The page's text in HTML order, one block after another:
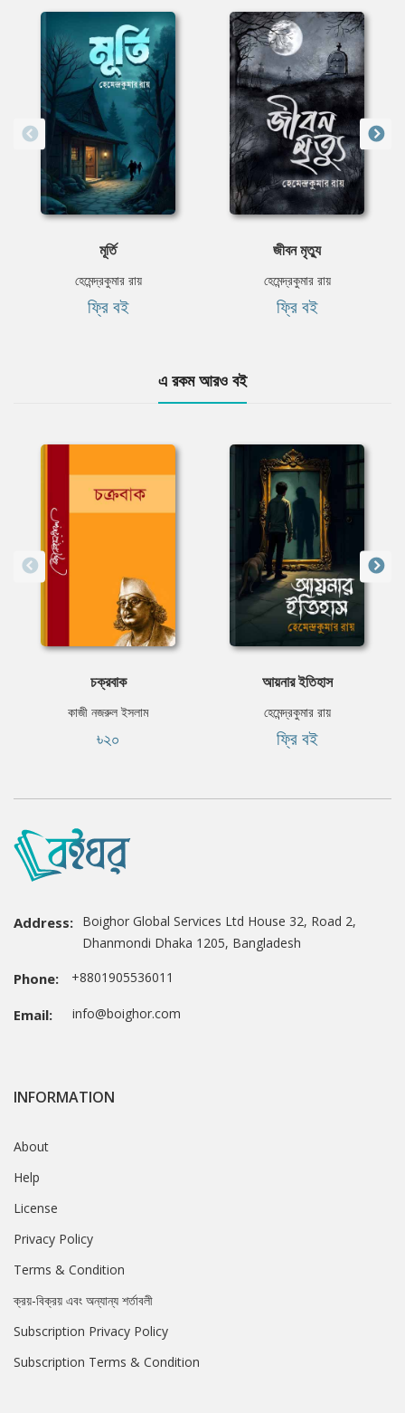
মূর্তি
হেমেন্দ্রকুমার রায়
ফ্রি বই
জীবন মৃত্যু
হেমেন্দ্রকুমার রায়
ফ্রি বই
এ রকম আরও বই
চক্রবাক
কাজী নজরুল ইসলাম
৳২০
আয়নার ইতিহাস
হেমেন্দ্রকুমার রায়
ফ্রি বই
Address: Boighor Global Services Ltd House 32, Road 2,
Dhanmondi Dhaka 1205, Bangladesh
Phone: +8801905536011
Email: info@boighor.com
INFORMATION
About
Help
License
Privacy Policy
Terms & Condition
ক্রয়-বিক্রয় এবং অন্যান্য শর্তাবলী
Subscription Privacy Policy
Subscription Terms & Condition